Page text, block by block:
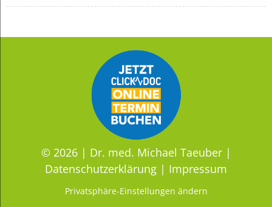
© 2026 | Dr. med. Michael Taeuber |
Datenschutzerklärung | Impressum
Privatsphäre-Einstellungen ändern